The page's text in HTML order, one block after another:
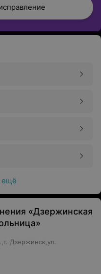
ещё
«Дзержинская
Дзержинск,ул.